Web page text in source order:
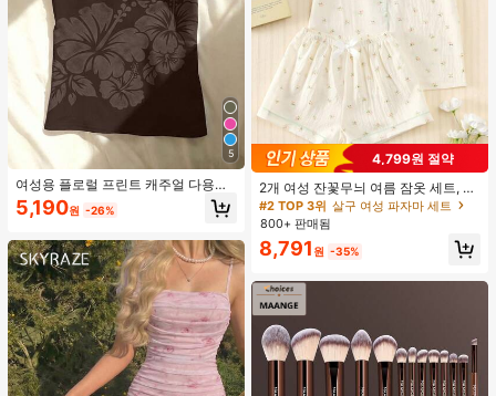
5
여성용 플로럴 프린트 캐주얼 다용도
일상용 캐미솔 여름
5,190원 -26%
4,799원 절약
2개 여성 잔꽃무늬 여름 잠옷 세트, 반
팔 버튼업 셔츠 및 반바지, 캐주얼 라
운지웨어
#2 TOP 3위 살구 여성 파자마 세트
800+ 판매됨
8,791 원 -35%